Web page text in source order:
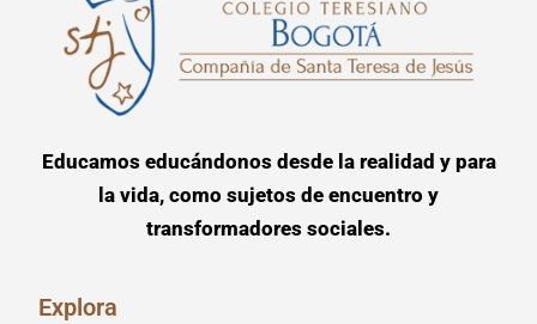
Educamos educándonos desde la realidad y para
la vida, como sujetos de encuentro y
transformadores sociales.
Explora